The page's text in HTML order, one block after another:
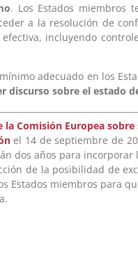
. Los Estados miembros
a la resolución de
incluyendo
adecuado en los
discurso sobre el estado
la Comisión Europea
el 14 de septiembre de
dos años para
de la posibilidad de
Estados miembros para